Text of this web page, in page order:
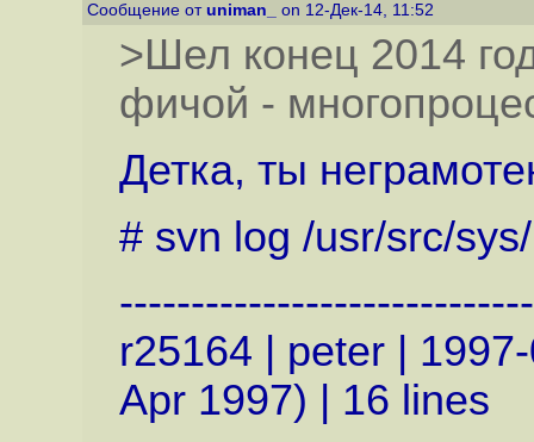
Сообщение от uniman_ on 12-Дек-14, 11:52
>Шел конец 2014
фичой -
Детка, ты
# svn log /usr/src/
r25164 | peter |
Apr 1997) | 16 lines